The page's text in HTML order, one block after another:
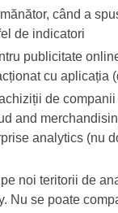
când a
de indicatori
publicitate
cu aplicația
de
and
analytics (nu
noi teritorii de
Nu se poate